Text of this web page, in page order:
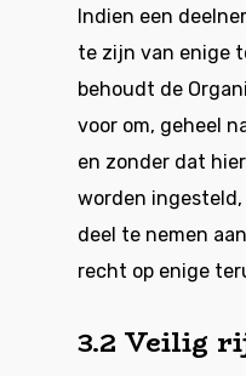
Indien een
te zijn van enige
behoudt de
voor om, geheel
en zonder dat
worden
deel te nemen
recht op enige
3.2 Veilig